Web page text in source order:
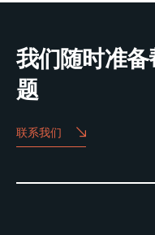
我们随时准
题
联系我们